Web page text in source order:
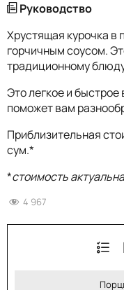
Руководство
Хрустящая курочка в
горчичным соусом.
традиционному
Это легкое и
поможет вам
Приблизительная
сум.*
*стоимость
4 967